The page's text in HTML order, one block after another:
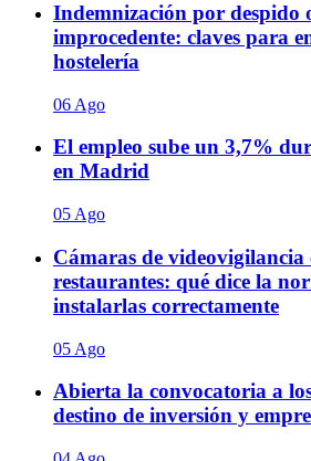
Indemnización por despido
improcedente: claves para
hostelería
06 Ago
El empleo sube un 3,7%
en Madrid
05 Ago
Cámaras de videovigilancia
restaurantes: qué dice la
instalarlas correctamente
05 Ago
Abierta la convocatoria a
destino de inversión y